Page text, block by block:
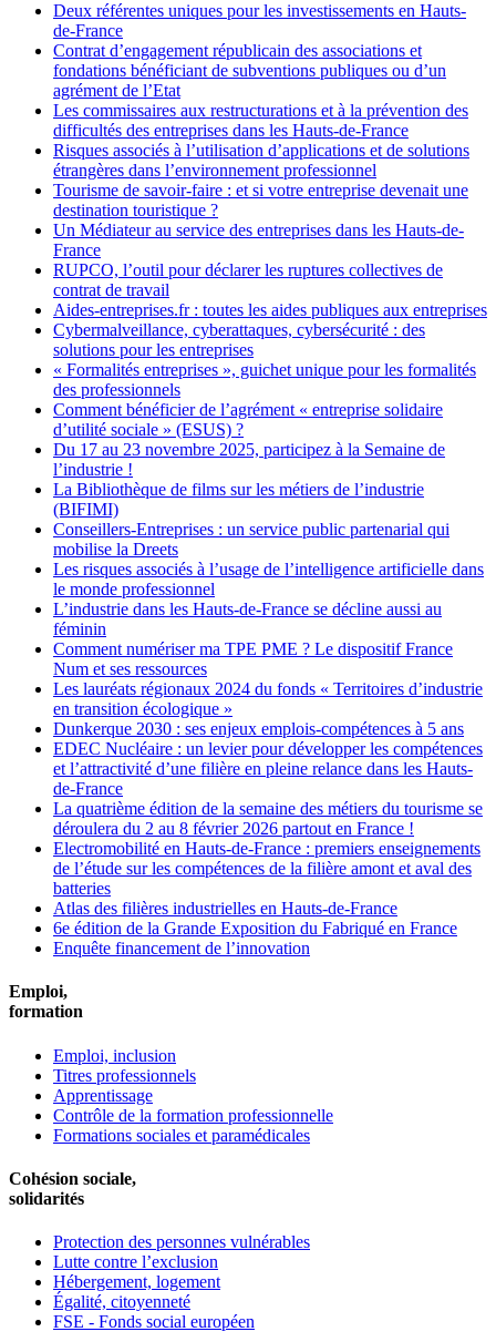
Deux référentes uniques pour les investissements en Hauts-
de-France
Contrat d’engagement républicain des associations et
fondations bénéficiant de subventions publiques ou d’un
agrément de l’Etat
Les commissaires aux restructurations et à la prévention des
difficultés des entreprises dans les Hauts-de-France
Risques associés à l’utilisation d’applications et de solutions
étrangères dans l’environnement professionnel
Tourisme de savoir-faire : et si votre entreprise devenait une
destination touristique ?
Un Médiateur au service des entreprises dans les Hauts-de-
France
RUPCO, l’outil pour déclarer les ruptures collectives de
contrat de travail
Aides-entreprises.fr : toutes les aides publiques aux entreprises
Cybermalveillance, cyberattaques, cybersécurité : des
solutions pour les entreprises
« Formalités entreprises », guichet unique pour les formalités
des professionnels
Comment bénéficier de l’agrément « entreprise solidaire
d’utilité sociale » (ESUS) ?
Du 17 au 23 novembre 2025, participez à la Semaine de
l’industrie !
La Bibliothèque de films sur les métiers de l’industrie
(BIFIMI)
Conseillers-Entreprises : un service public partenarial qui
mobilise la Dreets
Les risques associés à l’usage de l’intelligence artificielle dans
le monde professionnel
L’industrie dans les Hauts-de-France se décline aussi au
féminin
Comment numériser ma TPE PME ? Le dispositif France
Num et ses ressources
Les lauréats régionaux 2024 du fonds « Territoires d’industrie
en transition écologique »
Dunkerque 2030 : ses enjeux emplois-compétences à 5 ans
EDEC Nucléaire : un levier pour développer les compétences
et l’attractivité d’une filière en pleine relance dans les Hauts-
de-France
La quatrième édition de la semaine des métiers du tourisme se
déroulera du 2 au 8 février 2026 partout en France !
Electromobilité en Hauts-de-France : premiers enseignements
de l’étude sur les compétences de la filière amont et aval des
batteries
Atlas des filières industrielles en Hauts-de-France
6e édition de la Grande Exposition du Fabriqué en France
Enquête financement de l’innovation
Emploi,
formation
Emploi, inclusion
Titres professionnels
Apprentissage
Contrôle de la formation professionnelle
Formations sociales et paramédicales
Cohésion sociale,
solidarités
Protection des personnes vulnérables
Lutte contre l’exclusion
Hébergement, logement
Égalité, citoyenneté
FSE - Fonds social européen